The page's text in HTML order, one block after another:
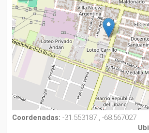
Coordenadas: -31.553187 , -68.567027